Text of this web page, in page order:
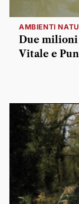
AMBIENTI
Due milioni
Vitale e